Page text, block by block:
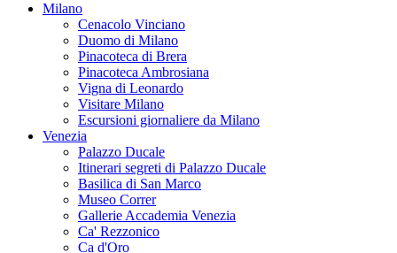
Milano
Cenacolo Vinciano
Duomo di Milano
Pinacoteca di Brera
Pinacoteca Ambrosiana
Vigna di Leonardo
Visitare Milano
Escursioni giornaliere da Milano
Venezia
Palazzo Ducale
Itinerari segreti di Palazzo Ducale
Basilica di San Marco
Museo Correr
Gallerie Accademia Venezia
Ca' Rezzonico
Ca d'Oro